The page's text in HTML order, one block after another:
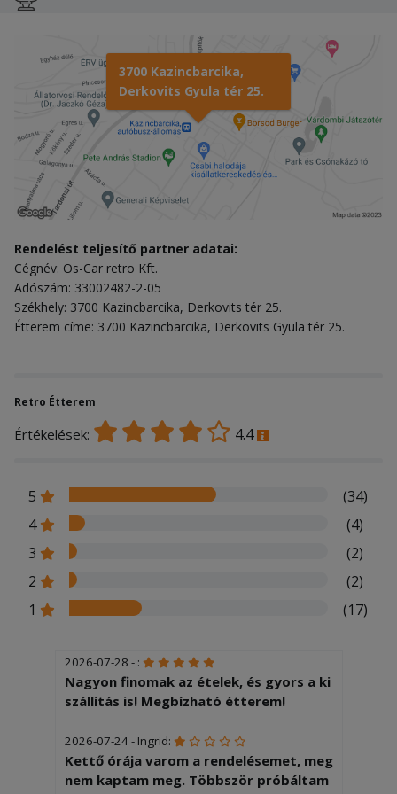
3700 Kazincbarcika,
Derkovits Gyula tér 25.
Rendelést teljesítő partner adatai:
Cégnév: Os-Car retro Kft.
Adószám: 33002482-2-05
Székhely: 3700 Kazincbarcika, Derkovits tér 25.
Étterem címe: 3700 Kazincbarcika, Derkovits Gyula tér 25.
Retro Étterem
Értékelések: 4.4
5
(34)
4
(4)
3
(2)
2
(2)
1
(17)
2026-07-28 - :
Nagyon finomak az ételek, és gyors a ki
szállítás is! Megbízható étterem!
2026-07-24 - Ingrid:
Kettő órája varom a rendelésemet, meg
nem kaptam meg. Többször próbáltam